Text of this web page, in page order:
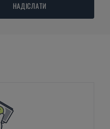
НАДІСЛАТИ